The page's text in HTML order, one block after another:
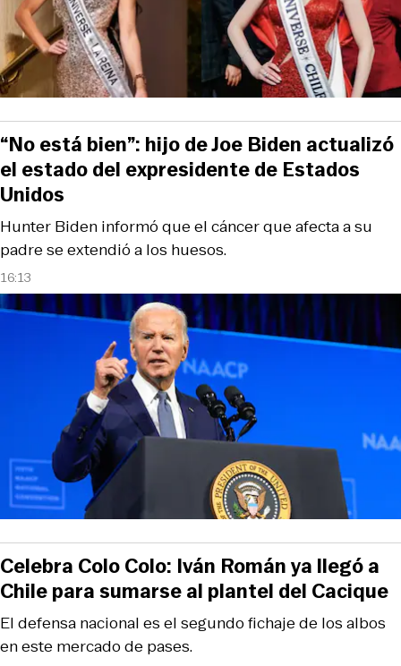
16:13
Hunter Biden informó que el cáncer que afecta a su
padre se extendió a los huesos.
“No está bien”: hijo de Joe Biden actualizó
el estado del expresidente de Estados
Unidos
El defensa nacional es el segundo fichaje de los albos
en este mercado de pases.
Celebra Colo Colo: Iván Román ya llegó a
Chile para sumarse al plantel del Cacique